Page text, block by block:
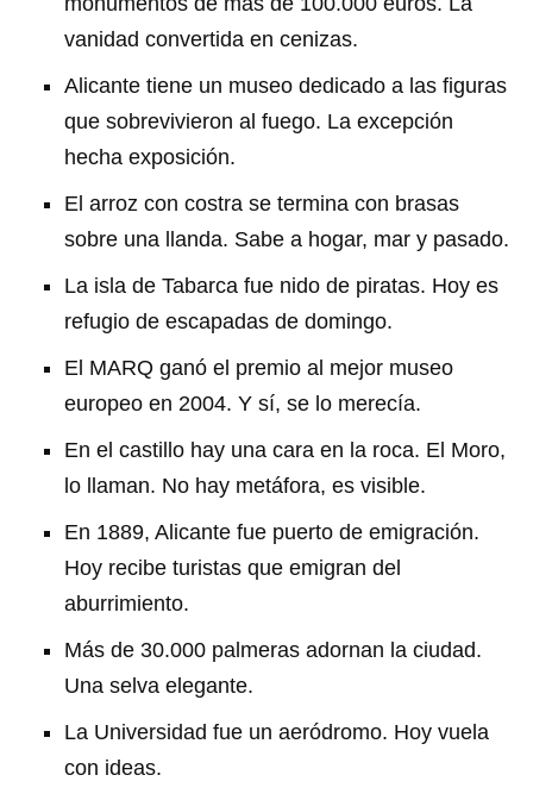
vanidad convertida en cenizas.
Alicante tiene un museo dedicado a las figuras
que sobrevivieron al fuego. La excepción
hecha exposición.
El arroz con costra se termina con brasas
sobre una llanda. Sabe a hogar, mar y pasado.
La isla de Tabarca fue nido de piratas. Hoy es
refugio de escapadas de domingo.
El MARQ ganó el premio al mejor museo
europeo en 2004. Y sí, se lo merecía.
En el castillo hay una cara en la roca. El Moro,
lo llaman. No hay metáfora, es visible.
En 1889, Alicante fue puerto de emigración.
Hoy recibe turistas que emigran del
aburrimiento.
Más de 30.000 palmeras adornan la ciudad.
Una selva elegante.
La Universidad fue un aeródromo. Hoy vuela
con ideas.